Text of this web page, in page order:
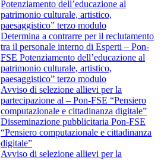
Potenziamento dell’educazione al
patrimonio culturale, artistico,
paesaggistico” terzo modulo
Determina a contrarre per il reclutamento
tra il personale interno di Esperti – Pon-
FSE Potenziamento dell’educazione al
patrimonio culturale, artistico,
paesaggistico” terzo modulo
Avviso di selezione allievi per la
partecipazione al – Pon-FSE “Pensiero
computazionale e cittadinanza digitale”
Disseminazione pubblicitaria Pon-FSE
“Pensiero computazionale e cittadinanza
digitale”
Avviso di selezione allievi per la